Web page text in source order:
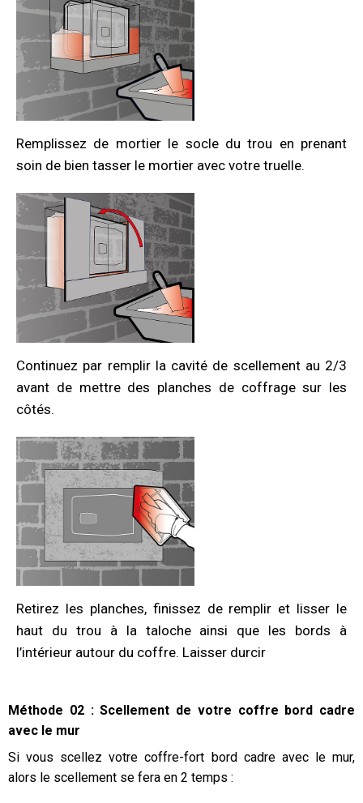
Remplissez de mortier le socle du trou en prenant
soin de bien tasser le mortier avec votre truelle.
Continuez par remplir la cavité de scellement au 2/3
avant de mettre des planches de coffrage sur les
côtés.
Retirez les planches, finissez de remplir et lisser le
haut du trou à la taloche ainsi que les bords à
l’intérieur autour du coffre. Laisser durcir
Méthode 02 : Scellement de votre coffre bord cadre
avec le mur
Si vous scellez votre coffre-fort bord cadre avec le mur,
alors le scellement se fera en 2 temps :